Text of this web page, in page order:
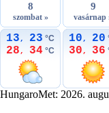
8
szombat »
13, 23 °C
28, 34 °C
9
vasárnap
10, 20
30, 36
HungaroMet: 2026.